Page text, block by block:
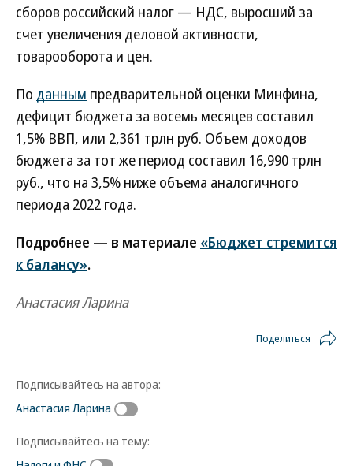
сборов российский налог — НДС, выросший за
счет увеличения деловой активности,
товарооборота и цен.
По данным предварительной оценки Минфина,
дефицит бюджета за восемь месяцев составил
1,5% ВВП, или 2,361 трлн руб. Объем доходов
бюджета за тот же период составил 16,990 трлн
руб., что на 3,5% ниже объема аналогичного
периода 2022 года.
Подробнее — в материале «Бюджет стремится
к балансу».
Анастасия Ларина
Поделиться
Подписывайтесь на автора:
Анастасия Ларина
Подписывайтесь на тему: